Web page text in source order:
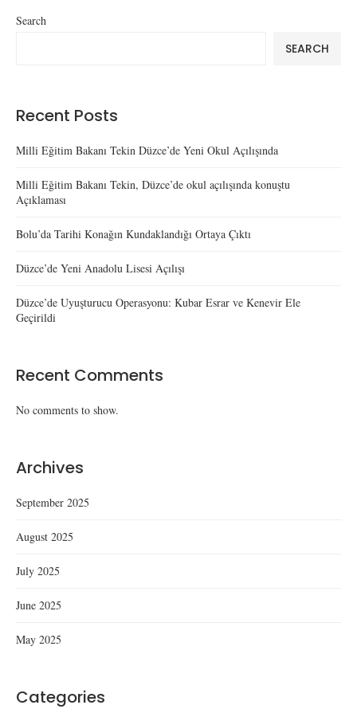
Search
SEARCH
Recent Posts
Milli Eğitim Bakanı Tekin Düzce’de Yeni Okul Açılışında
Milli Eğitim Bakanı Tekin, Düzce’de okul açılışında konuştu
Açıklaması
Bolu’da Tarihi Konağın Kundaklandığı Ortaya Çıktı
Düzce’de Yeni Anadolu Lisesi Açılışı
Düzce’de Uyuşturucu Operasyonu: Kubar Esrar ve Kenevir Ele
Geçirildi
Recent Comments
No comments to show.
Archives
September 2025
August 2025
July 2025
June 2025
May 2025
Categories